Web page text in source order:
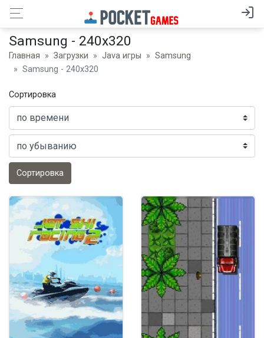
Samsung - 240x320
Главная Загрузки Java игры
Samsung
Samsung - 240x320
Сортировка
Сортировка